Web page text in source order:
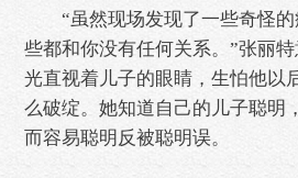
“虽然现场发现了一些奇怪的
些都和你没有任何关系。”张丽
光直视着儿子的眼睛，生怕他以
么破绽。她知道自己的儿子聪明
而容易聪明反被聪明误。